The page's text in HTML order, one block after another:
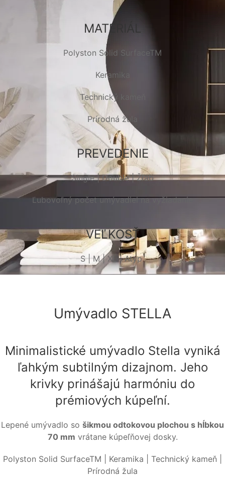
MATERIÁL
Polyston Solid SurfaceTM
Keramika
Technický kameň
Prírodná žula
PREVEDENIE
Single | Double | Žľab
Ľubovoľný počet umývadiel na vyžiadanie
VEĽKOSŤ
S | M | XL | Atyp
Umývadlo STELLA
Minimalistické umývadlo Stella vyniká
ľahkým subtilným dizajnom. Jeho
krivky prinášajú harmóniu do
prémiových kúpeľní.
Lepené umývadlo so šikmou odtokovou plochou s hĺbkou
70 mm vrátane kúpeľňovej dosky.
Polyston Solid SurfaceTM | Keramika | Technický kameň |
Prírodná žula